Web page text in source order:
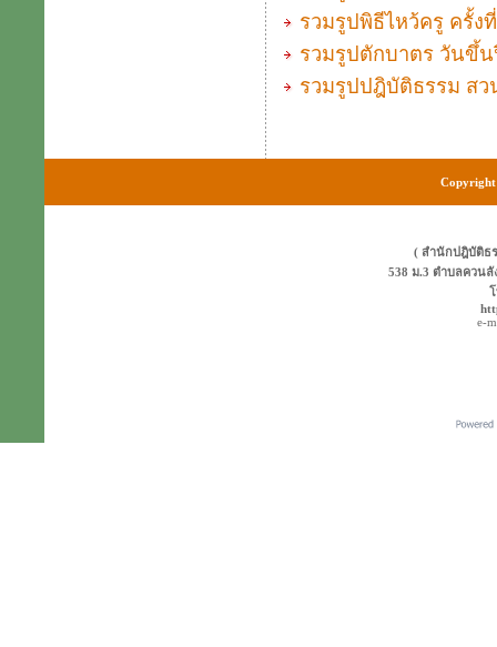
รวมรูปพิธีไหว้ครู ครั้ง
รวมรูปตักบาตร วันขึ้น
รวมรูปปฎิบัติธรรม สว
Copyright
( สำนักปฎิบัติธ
538 ม.3 ตำบลควน
e-